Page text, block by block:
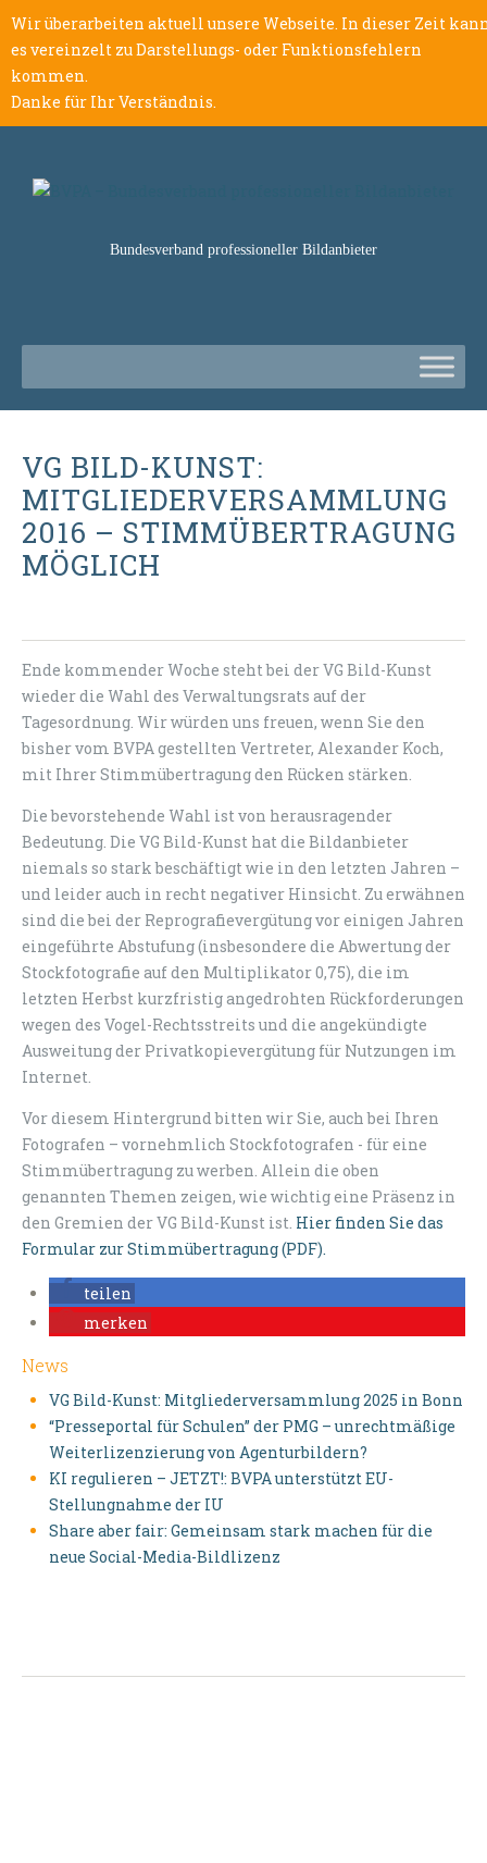
Wir überarbeiten aktuell unsere Webseite. In dieser Zeit
es vereinzelt zu Darstellungs- oder Funktionsfehlern
kommen.
Danke für Ihr Verständnis.
Bundesverband professioneller Bildanbieter
VG BILD-KUNST:
MITGLIEDERVERSAMMLUNG
2016 – STIMMÜBERTRAGUNG
MÖGLICH
Ende kommender Woche steht bei der VG Bild-Kunst
wieder die Wahl des Verwaltungsrats auf der
Tagesordnung. Wir würden uns freuen, wenn Sie den
bisher vom BVPA gestellten Vertreter, Alexander Koch,
mit Ihrer Stimmübertragung den Rücken stärken.
Die bevorstehende Wahl ist von herausragender
Bedeutung. Die VG Bild-Kunst hat die Bildanbieter
niemals so stark beschäftigt wie in den letzten Jahren –
und leider auch in recht negativer Hinsicht. Zu erwähnen
sind die bei der Reprografievergütung vor einigen Jahren
eingeführte Abstufung (insbesondere die Abwertung der
Stockfotografie auf den Multiplikator 0,75), die im
letzten Herbst kurzfristig angedrohten Rückforderungen
wegen des Vogel-Rechtsstreits und die angekündigte
Ausweitung der Privatkopievergütung für Nutzungen im
Internet.
Vor diesem Hintergrund bitten wir Sie, auch bei Ihren
Fotografen – vornehmlich Stockfotografen - für eine
Stimmübertragung zu werben. Allein die oben
genannten Themen zeigen, wie wichtig eine Präsenz in
den Gremien der VG Bild-Kunst ist. Hier finden Sie das
Formular zur Stimmübertragung (PDF).
teilen
merken
News
VG Bild-Kunst: Mitgliederversammlung 2025 in Bonn
“Presseportal für Schulen” der PMG – unrechtmäßige
Weiterlizenzierung von Agenturbildern?
KI regulieren – JETZT!: BVPA unterstützt EU-
Stellungnahme der IU
Share aber fair: Gemeinsam stark machen für die
neue Social-Media-Bildlizenz